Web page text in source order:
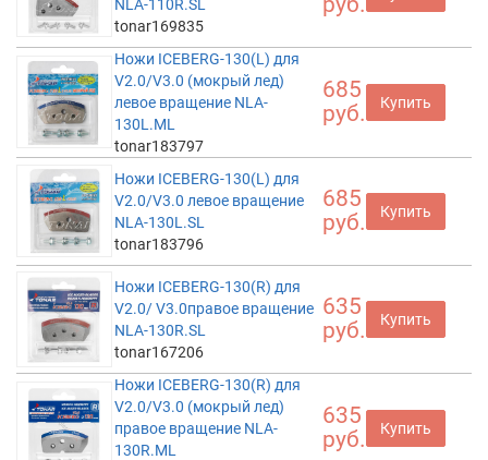
NLA-110R.SL
tonar169835
Ножи ICEBERG-130(L) для
V2.0/V3.0 (мокрый лед)
левое вращение NLA-
130L.ML
tonar183797
685
руб.
Купить
Ножи ICEBERG-130(L) для
V2.0/V3.0 левое вращение
NLA-130L.SL
tonar183796
685
руб.
Купить
Ножи ICEBERG-130(R) для
V2.0/ V3.0правое вращение
NLA-130R.SL
tonar167206
635
руб.
Купить
Ножи ICEBERG-130(R) для
V2.0/V3.0 (мокрый лед)
правое вращение NLA-
130R.ML
635
руб.
Купить